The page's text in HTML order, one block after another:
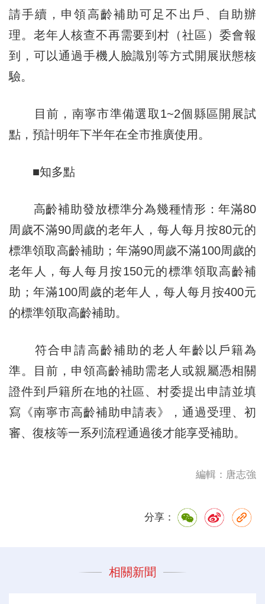
請手續，申領高齡補助可足不出戶、自助辦
理。老年人核查不再需要到村（社區）委會報
到，可以通過手機人臉識別等方式開展狀態核
驗。
目前，南寧市準備選取1~2個縣區開展試
點，預計明年下半年在全市推廣使用。
■知多點
高齡補助發放標準分為幾種情形：年滿80
周歲不滿90周歲的老年人，每人每月按80元的
標準領取高齡補助；年滿90周歲不滿100周歲的
老年人，每人每月按150元的標準領取高齡補
助；年滿100周歲的老年人，每人每月按400元
的標準領取高齡補助。
符合申請高齡補助的老人年齡以戶籍為
準。目前，申領高齡補助需老人或親屬憑相關
證件到戶籍所在地的社區、村委提出申請並填
寫《南寧市高齡補助申請表》，通過受理、初
審、復核等一系列流程通過後才能享受補助。
編輯：唐志強
分享：
相關新聞